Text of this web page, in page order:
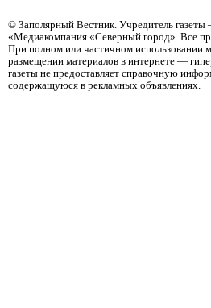
© Заполярный Вестник. Учредитель
«Медиакомпания «Северный город». Все
При полном или частичном использовании
размещении материалов в интернете —
газеты не предоставляет справочную
содержащуюся в рекламных объявлениях.